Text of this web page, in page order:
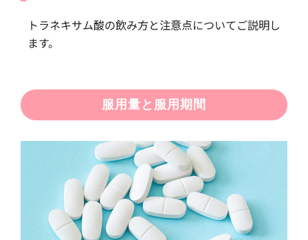
トラネキサム酸の飲み方と注意点についてご説明し
ます。
服用量と服用期間